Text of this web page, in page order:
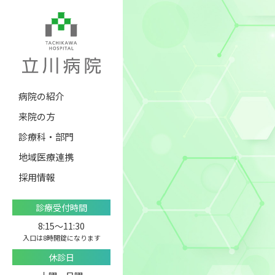
病院の紹介
来院の方
診療科・部門
地域医療連携
採用情報
診療受付時間
8:15〜11:30
入口は8時開錠になります
休診日